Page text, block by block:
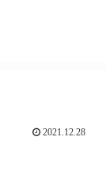
2021.12.28